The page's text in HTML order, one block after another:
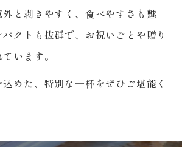
と剥きやすく、⾷べやすさも魅
クトも抜群で、お祝いごとや贈り
います。
めた、特別な⼀杯をぜひご堪能く